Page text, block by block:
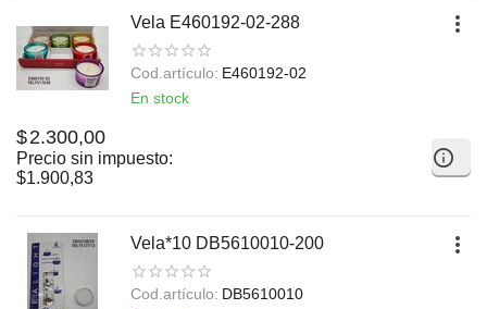
Vela E460192-02-288
Cod.artículo: E460192-02
En stock
$2.300,00
Precio sin impuesto:
$1.900,83
Vela*10 DB5610010-200
Cod.artículo: DB5610010